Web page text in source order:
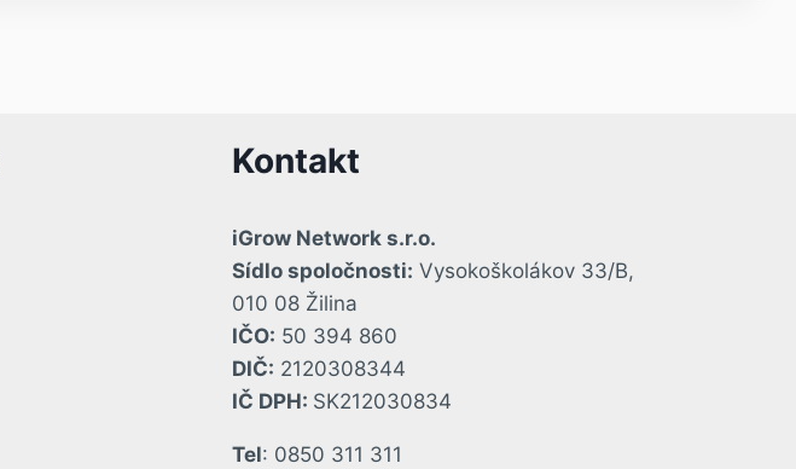
Kontakt
iGrow Network s.r.o.
Sídlo spoločnosti: Vysokoškolákov 33/B,
010 08 Žilina
IČO: 50 394 860
DIČ: 2120308344
IČ DPH: SK212030834
Tel: 0850 311 311